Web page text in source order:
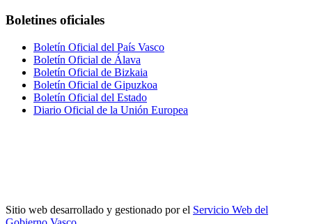
Boletines oficiales
Boletín Oficial del País Vasco
Boletín Oficial de Álava
Boletín Oficial de Bizkaia
Boletín Oficial de Gipuzkoa
Boletín Oficial del Estado
Diario Oficial de la Unión Europea
Sitio web desarrollado y gestionado por el Servicio Web del